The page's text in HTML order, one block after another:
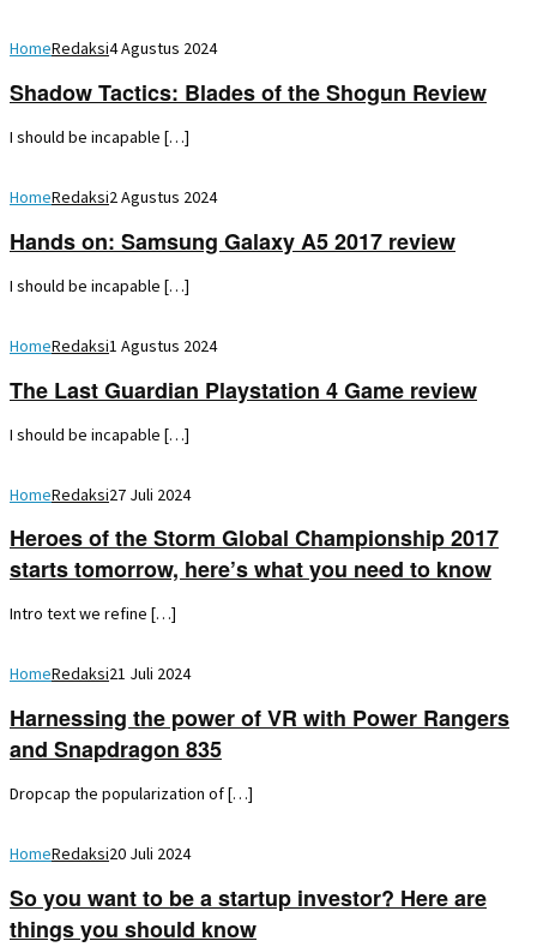
HomeRedaksi4 Agustus 2024
Shadow Tactics: Blades of the Shogun Review
I should be incapable […]
HomeRedaksi2 Agustus 2024
Hands on: Samsung Galaxy A5 2017 review
I should be incapable […]
HomeRedaksi1 Agustus 2024
The Last Guardian Playstation 4 Game review
I should be incapable […]
HomeRedaksi27 Juli 2024
Heroes of the Storm Global Championship 2017
starts tomorrow, here’s what you need to know
Intro text we refine […]
HomeRedaksi21 Juli 2024
Harnessing the power of VR with Power Rangers
and Snapdragon 835
Dropcap the popularization of […]
HomeRedaksi20 Juli 2024
So you want to be a startup investor? Here are
things you should know